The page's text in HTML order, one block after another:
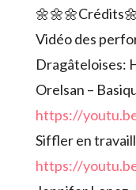
Vidéo des
Dragâteloises:
Orelsan –
https://
Siffler en
https://